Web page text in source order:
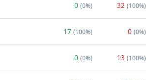
0 (0%) 32 (100%)
17 (100%) 0 (0%)
0 (0%) 13 (100%)